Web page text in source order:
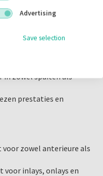
op röntgenfoto's
Elipar™ S10 LED
en UD worden
15 seconden.
in zowel spuiten als
prestaties en
voor zowel anterieure als
voor inlays, onlays en
Advertising
Save selection